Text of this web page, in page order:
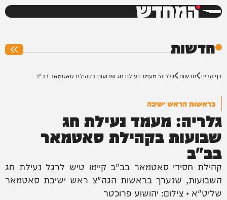
המחדש
חדשות
דף הבית חדשות גלריה: מעמד נעילת חג שבועות בקהילת סאטמאר בב"ב
בראשות הראש ישיבה
גלריה: מעמד נעילת חג
שבועות בקהילת סאטמאר
בב"ב
קהילת חסידי סאטמאר בב"ב קיימו טיש לרגל נעילת חג
השבועות, שנערך בראשות הגה"צ ראש ישיבת סאטמאר
שליט"א • צילום: יהושוע פרוכטר